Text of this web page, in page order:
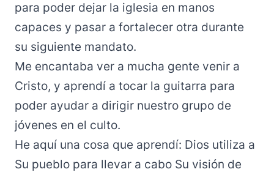
para poder dejar la iglesia en manos
capaces y pasar a fortalecer otra durante
su siguiente mandato.
Me encantaba ver a mucha gente venir a
Cristo, y aprendí a tocar la guitarra para
poder ayudar a dirigir nuestro grupo de
jóvenes en el culto.
He aquí una cosa que aprendí: Dios utiliza a
Su pueblo para llevar a cabo Su visión de